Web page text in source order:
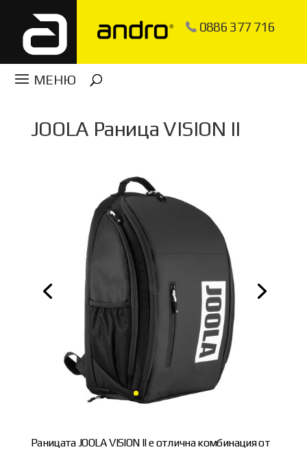
0886 377 716
JOOLA Раница VISION II
Раницата JOOLA VISION II е отлична комбинация от